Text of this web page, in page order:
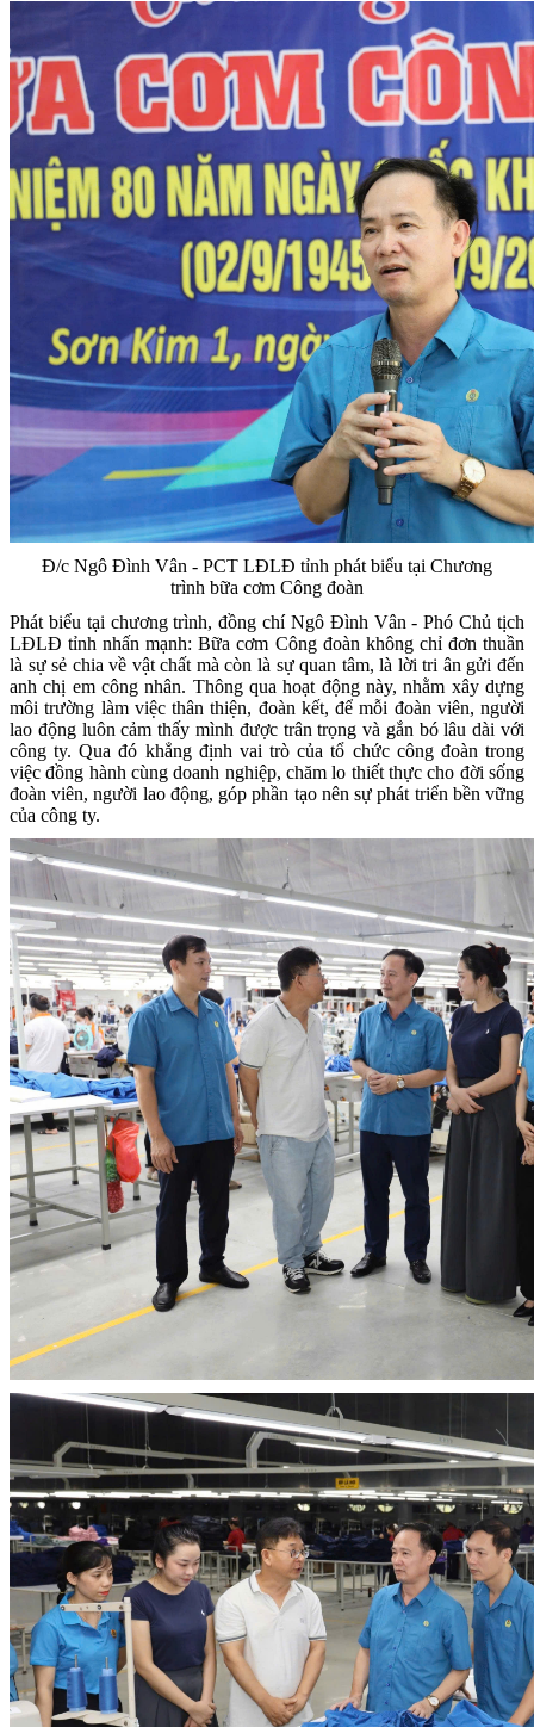
Đ/c Ngô Đình Vân - PCT LĐLĐ tỉnh phát biểu tại Chương
trình bữa cơm Công đoàn
Phát biểu tại chương trình, đồng chí Ngô Đình Vân - Phó Chủ tịch
LĐLĐ tỉnh nhấn mạnh: Bữa cơm Công đoàn không chỉ đơn thuần
là sự sẻ chia về vật chất mà còn là sự quan tâm, là lời tri ân gửi đến
anh chị em công nhân. Thông qua hoạt động này, nhằm xây dựng
môi trường làm việc thân thiện, đoàn kết, để mỗi đoàn viên, người
lao động luôn cảm thấy mình được trân trọng và gắn bó lâu dài với
công ty. Qua đó khẳng định vai trò của tổ chức công đoàn trong
việc đồng hành cùng doanh nghiệp, chăm lo thiết thực cho đời sống
đoàn viên, người lao động, góp phần tạo nên sự phát triển bền vững
của công ty.